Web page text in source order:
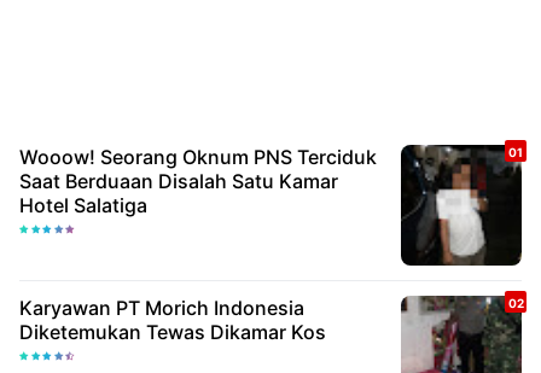
Wooow! Seorang Oknum PNS Terciduk
Saat Berduaan Disalah Satu Kamar
Hotel Salatiga
Karyawan PT Morich Indonesia
Diketemukan Tewas Dikamar Kos